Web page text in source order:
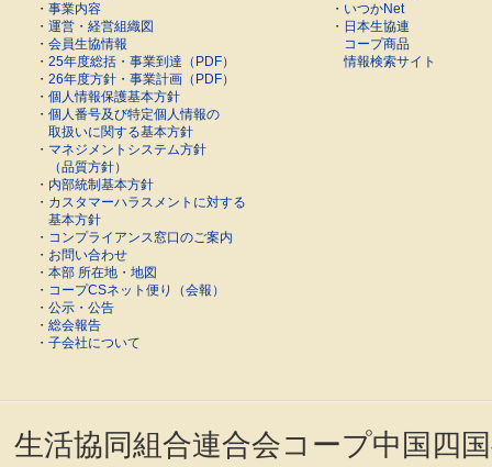
・ 事業内容
・ 運営・経営組織図
・ 会員生協情報
・ 25年度総括・事業到達（PDF）
・ 26年度方針・事業計画（PDF）
・ 個人情報保護基本方針
・ 個人番号及び特定個人情報の
取扱いに関する基本方針
・ マネジメントシステム方針
（品質方針）
・ 内部統制基本方針
・ カスタマーハラスメントに対する
基本方針
・ コンプライアンス窓口のご案内
・ お問い合わせ
・ 本部 所在地・地図
・ コープCSネット便り（会報）
・ 公示・公告
・ 総会報告
・ 子会社について
・ いつかNet
・ 日本生協連
コープ商品
情報検索サイト
生活協同組合連合会コープ中国四